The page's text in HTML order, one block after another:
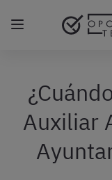
Auxiliar